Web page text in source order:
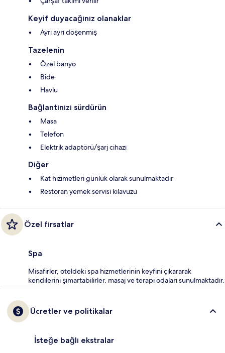
Keyif duyacağınız olanaklar
Ayrı ayrı döşenmiş
Tazelenin
Özel banyo
Bide
Havlu
Bağlantınızı sürdürün
Masa
Telefon
Elektrik adaptörü/şarj cihazı
Diğer
Kat hizimetleri günlük olarak sunulmaktadır
Restoran yemek servisi kılavuzu
Özel fırsatlar
Spa
Misafirler, oteldeki spa hizmetlerinin keyfini çıkararak
kendilerini şımartabilirler. masaj ve terapi odaları sunulmaktadır.
Ücretler ve politikalar
İsteğe bağlı ekstralar